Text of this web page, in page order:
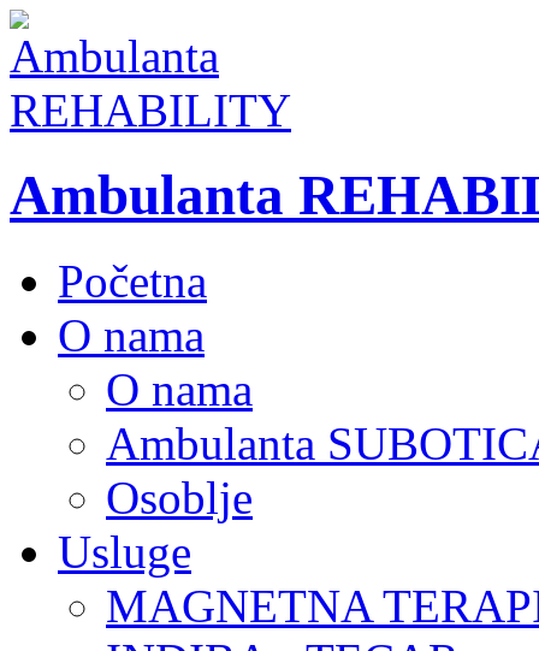
Ambulanta
Početna
O nama
O nama
Ambulanta
Osoblje
Usluge
MAGNETNA